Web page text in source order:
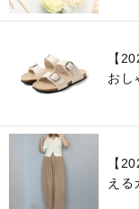
【
おし
【
える